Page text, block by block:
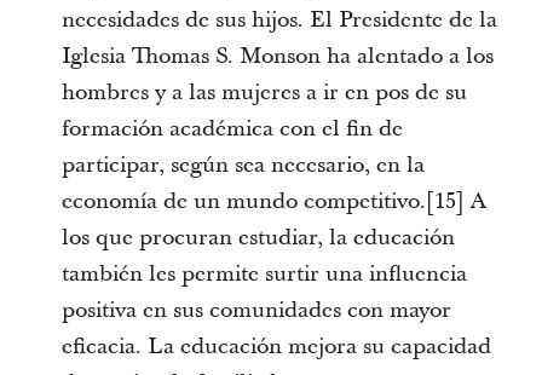
necesidades de sus hijos. El Presidente de la
Iglesia Thomas S. Monson ha alentado a los
hombres y a las mujeres a ir en pos de su
formación académica con el fin de
participar, según sea necesario, en la
economía de un mundo competitivo.[15] A
los que procuran estudiar, la educación
también les permite surtir una influencia
positiva en sus comunidades con mayor
eficacia. La educación mejora su capacidad